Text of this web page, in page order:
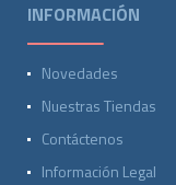
INFORMACIÓN
Novedades
Nuestras Tiendas
Contáctenos
Información Legal